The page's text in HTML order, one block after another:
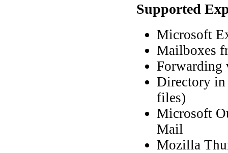
Supported
Microsoft
Mailboxes
Forwarding
Directory in
files)
Microsoft
Mail
Mozilla